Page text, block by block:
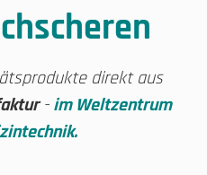
direkt aus
-im Weltzentrum